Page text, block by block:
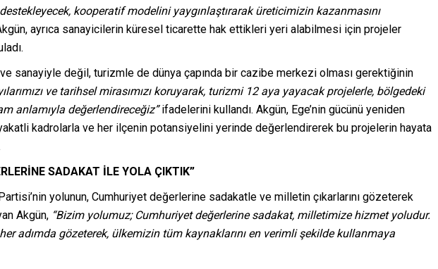
kooperatif modelini yaygınlaştırarak üreticimizin kazanmasını
ayrıca sanayicilerin küresel ticarette hak ettikleri yeri alabilmesi için projeler
ve sanayiyle değil, turizmle de dünya çapında bir cazibe merkezi olması gerektiğinin
ve tarihsel mirasımızı koruyarak, turizmi 12 aya yayacak projelerle, bölgedeki
anlamıyla değerlendireceğiz”ifadelerini kullandı. Akgün, Ege’nin gücünü yeniden
kadrolarla ve her ilçenin potansiyelini yerinde değerlendirerek bu projelerin hayata
SADAKAT İLE YOLA ÇIKTIK”
yolunun, Cumhuriyet değerlerine sadakatle ve milletin çıkarlarını gözeterek
Akgün, “Bizim yolumuz; Cumhuriyet değerlerine sadakat, milletimize hizmet yoludur.
her adımda gözeterek, ülkemizin tüm kaynaklarını en verimli şekilde kullanmaya